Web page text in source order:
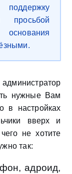
просьбой
нужные Вам
в настройках
вверх и
не хотите
так:
адроид,